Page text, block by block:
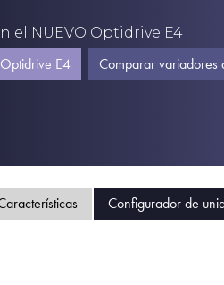
el NUEVO Optidrive E4
E4 Comparar variadores
Configurador de